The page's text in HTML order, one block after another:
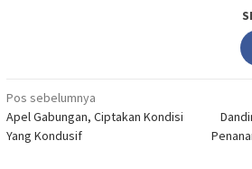
Navigasi
pos
Pos sebelumnya
Apel Gabungan, Ciptakan Kondisi
Yang Kondusif